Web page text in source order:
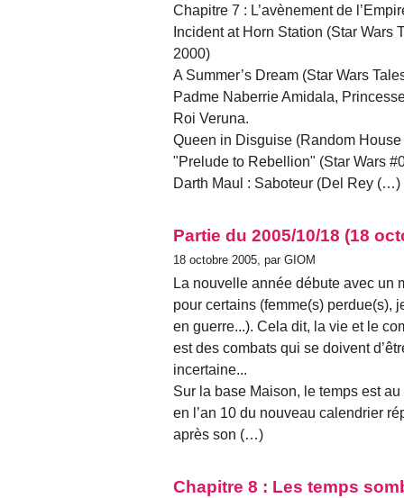
Chapitre 7 : L’avènement de
Incident at Horn Station (Star Wars
2000)
A Summer’s Dream (Star Wars
Padme Naberrie Amidala,
Roi Veruna.
Queen in Disguise (Random House
"Prelude to Rebellion" (Star Wars
Darth Maul : Saboteur (Del Rey (…)
Partie du 2005/10/18 (18
18 octobre 2005, par GIOM
La nouvelle année débute avec un
pour certains (femme(s) perdue(s),
en guerre...). Cela dit, la vie et le
est des combats qui se doivent
incertaine...
Sur la base Maison, le temps est
en l’an 10 du nouveau calendrier
après son (…)
Chapitre 8 : Les temps